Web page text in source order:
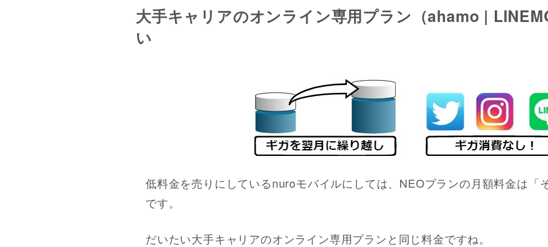
大手キャリアのオンライン専用プラン（ahamo |
い
低料金を売りにしているnuroモバイルにしては、NEOプランの月額料金は「
です。
だいたい大手キャリアのオンライン専用プランと同じ料金ですね。